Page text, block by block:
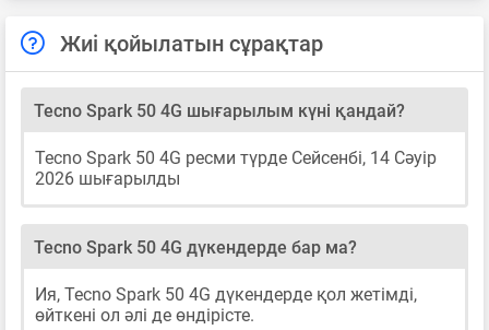
Жиі қойылатын сұрақтар
Tecno Spark 50 4G шығарылым күні қандай?
Tecno Spark 50 4G ресми түрде Сейсенбі, 14 Сәуір
2026 шығарылды
Tecno Spark 50 4G дүкендерде бар ма?
Ия, Tecno Spark 50 4G дүкендерде қол жетімді,
өйткені ол әлі де өндірісте.